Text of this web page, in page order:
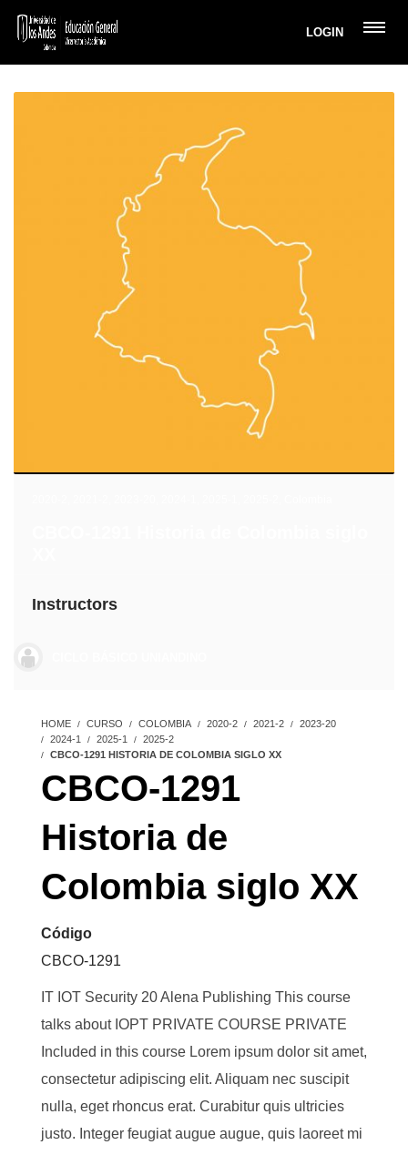
LOGIN
Instructors
HOME CURSO COLOMBIA 2020-2 2021-2
2023-20
2024-1
2025-1
2025-2
CBCO-1291 HISTORIA DE COLOMBIA SIGLO XX
CBCO-1291
Historia de
Colombia siglo XX
Código
CBCO-1291
IT IOT Security 20 Alena Publishing This course
talks about IOPT PRIVATE COURSE PRIVATE
Included in this course Lorem ipsum dolor sit amet,
consectetur adipiscing elit. Aliquam nec suscipit
nulla, eget rhoncus erat. Curabitur quis ultricies
justo. Integer feugiat augue augue, quis laoreet mi